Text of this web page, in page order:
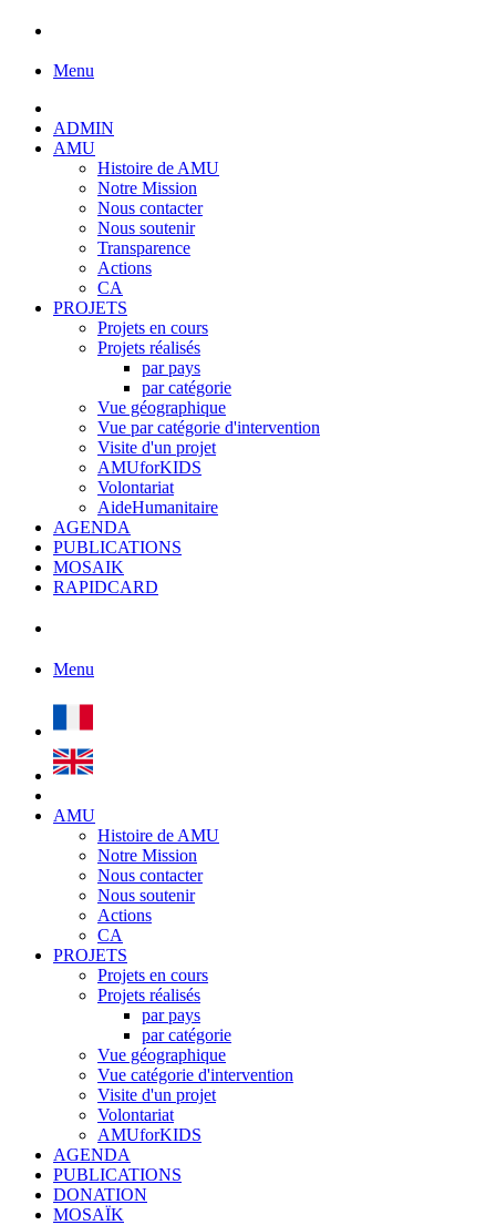
Menu
ADMIN
AMU
Histoire de AMU
Notre Mission
Nous contacter
Nous soutenir
Transparence
Actions
CA
PROJETS
Projets en cours
Projets réalisés
par pays
par catégorie
Vue géographique
Vue par catégorie d'intervention
Visite d'un projet
AMUforKIDS
Volontariat
AideHumanitaire
AGENDA
PUBLICATIONS
MOSAIK
RAPIDCARD
Menu
AMU
Histoire de AMU
Notre Mission
Nous contacter
Nous soutenir
Actions
CA
PROJETS
Projets en cours
Projets réalisés
par pays
par catégorie
Vue géographique
Vue catégorie d'intervention
Visite d'un projet
Volontariat
AMUforKIDS
AGENDA
PUBLICATIONS
DONATION
MOSAÏK